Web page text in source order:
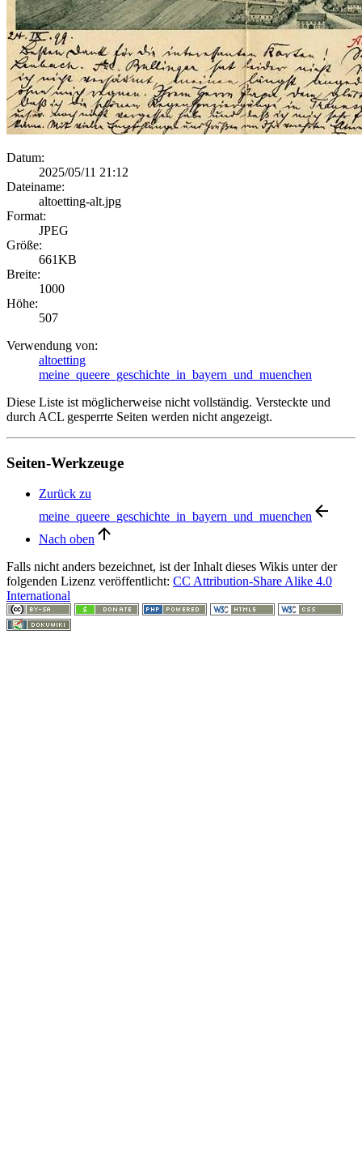
Datum:
2025/05/11 21:12
Dateiname:
altoetting-alt.jpg
Format:
JPEG
Größe:
661KB
Breite:
1000
Höhe:
507
Verwendung von:
altoetting
meine_queere_geschichte_in_bayern_und_muenchen
Diese Liste ist möglicherweise nicht vollständig. Versteckte und
durch ACL gesperrte Seiten werden nicht angezeigt.
Seiten-Werkzeuge
Zurück zu
meine_queere_geschichte_in_bayern_und_muenchen
Nach oben
Falls nicht anders bezeichnet, ist der Inhalt dieses Wikis unter der
folgenden Lizenz veröffentlicht: CC Attribution-Share Alike 4.0
International